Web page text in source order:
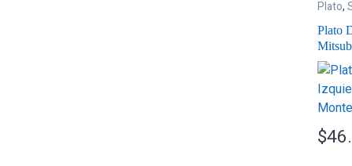
Plato,
Plato
1993
$